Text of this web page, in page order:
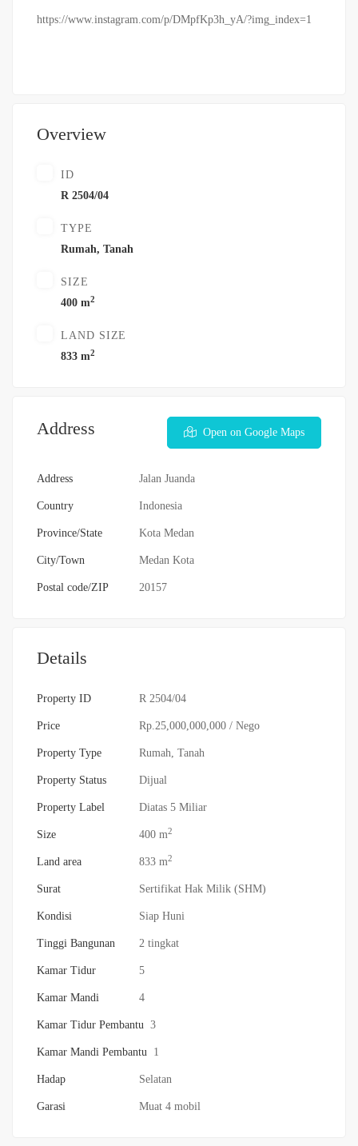
https://www.instagram.com/p/DMpfKp3h_yA/?img_index=1
Overview
ID
R 2504/04
TYPE
Rumah, Tanah
SIZE
400 m2
LAND SIZE
833 m2
Address Open on Google Maps
Address Jalan Juanda
Country Indonesia
Province/State Kota Medan
City/Town Medan Kota
Postal code/ZIP 20157
Details
Property ID R 2504/04
Price Rp.25,000,000,000 / Nego
Property Type Rumah Tanah
Property Status Dijual
Property Label Diatas 5 Miliar
Size 400 m2
Land area 833 m2
Surat Sertifikat Hak Milik (SHM)
Kondisi Siap Huni
Tinggi Bangunan 2 tingkat
Kamar Tidur 5
Kamar Mandi 4
Kamar Tidur Pembantu 3
Kamar Mandi Pembantu 1
Hadap Selatan
Garasi Muat 4 mobil